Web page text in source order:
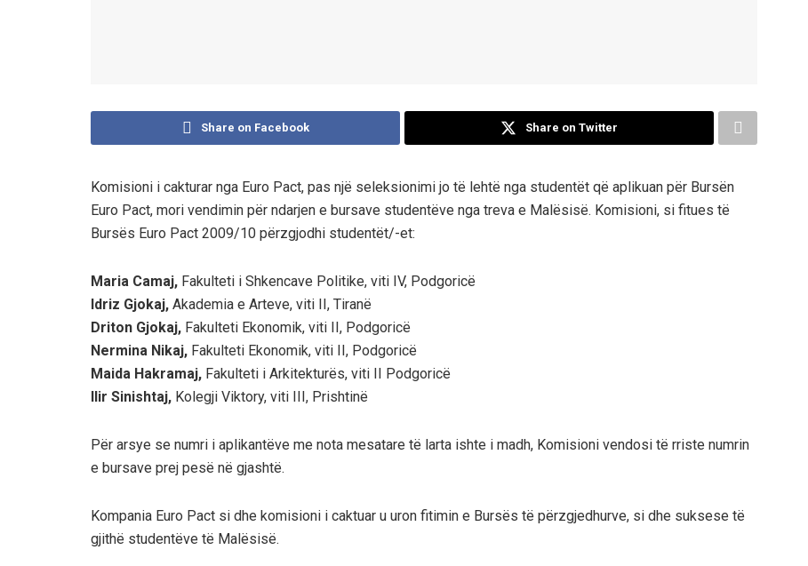
Share on Facebook Share on Twitter
Komisioni i cakturar nga Euro Pact, pas një seleksionimi jo të lehtë nga studentët që aplikuan për Bursën
Euro Pact, mori vendimin për ndarjen e bursave studentëve nga treva e Malësisë. Komisioni, si fitues të
Bursës Euro Pact 2009/10 përzgjodhi studentët/-et:
Maria Camaj, Fakulteti i Shkencave Politike, viti IV, Podgoricë
Idriz Gjokaj, Akademia e Arteve, viti II, Tiranë
Driton Gjokaj, Fakulteti Ekonomik, viti II, Podgoricë
Nermina Nikaj, Fakulteti Ekonomik, viti II, Podgoricë
Maida Hakramaj, Fakulteti i Arkitekturës, viti II Podgoricë
Ilir Sinishtaj, Kolegji Viktory, viti III, Prishtinë
Për arsye se numri i aplikantëve me nota mesatare të larta ishte i madh, Komisioni vendosi të rriste numrin
e bursave prej pesë në gjashtë.
Kompania Euro Pact si dhe komisioni i caktuar u uron fitimin e Bursës të përzgjedhurve, si dhe suksese të
gjithë studentëve të Malësisë.